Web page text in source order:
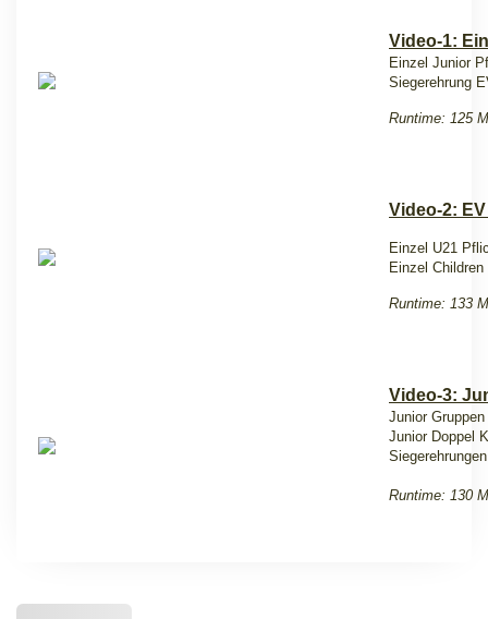
Video-1:
Einzel Junior
Siegerehrung
Runtime: 125
Video-2:
Einzel U21
Einzel
Runtime: 133
Video-3:
Junior
Junior Doppel
Runtime: 130